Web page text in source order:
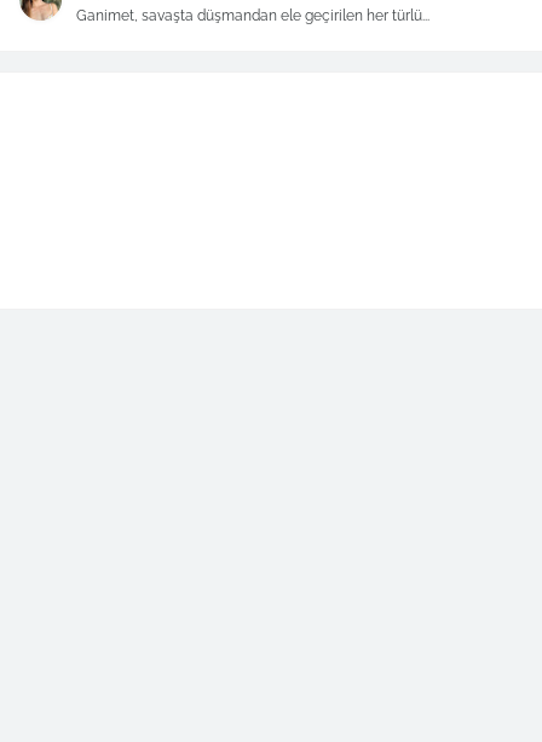
Ganimet, savaşta düşmandan ele geçirilen her türlü...